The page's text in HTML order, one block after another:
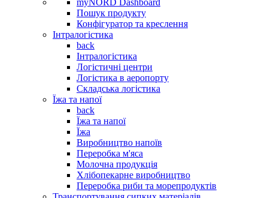
myNORD Dashboard
Пошук продукту
Конфігуратор та креслення
Інтралогістика
back
Інтралогістика
Логістичні центри
Логістика в аеропорту
Складська логістика
Їжа та напої
back
Їжа та напої
Їжа
Виробництво напоїв
Переробка м'яса
Молочна продукція
Хлібопекарне виробництво
Переробка риби та морепродуктів